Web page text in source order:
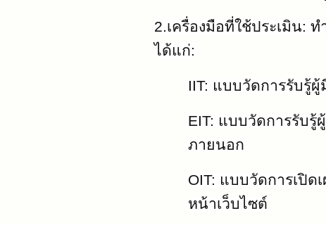
2.เครื่องมือที่ใช้ประเมิน:
ได้แก่:
IIT: แบบวัดการรับรู้
EIT: แบบวัดการรับรู้
ภายนอก
OIT: แบบวัดการเปิ
หน้าเว็บไซต์